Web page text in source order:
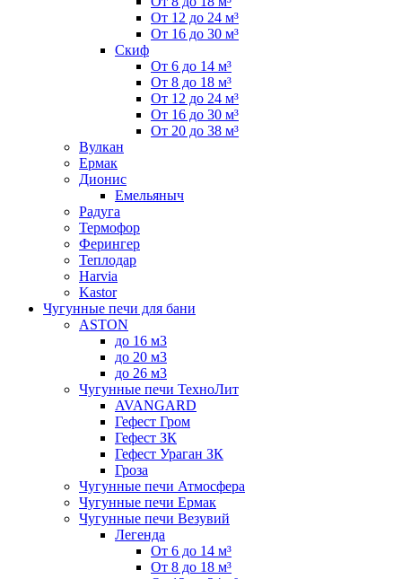
От 12 до 24 м³
От 16 до 30 м³
Скиф
От 6 до 14 м³
От 8 до 18 м³
От 12 до 24 м³
От 16 до 30 м³
От 20 до 38 м³
Вулкан
Ермак
Дионис
Емельяныч
Радуга
Термофор
Ферингер
Теплодар
Harvia
Kastor
Чугунные печи для бани
ASTON
до 16 м3
до 20 м3
до 26 м3
Чугунные печи ТехноЛит
AVANGARD
Гефест Гром
Гефест ЗК
Гефест Ураган ЗК
Гроза
Чугунные печи Атмосфера
Чугунные печи Ермак
Чугунные печи Везувий
Легенда
От 6 до 14 м³
От 8 до 18 м³